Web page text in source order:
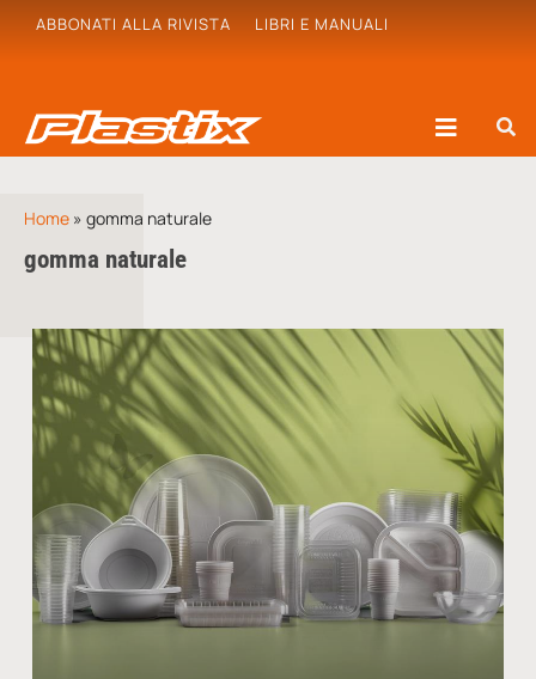
ABBONATI ALLA RIVISTA LIBRI E MANUALI
Home » gomma naturale
gomma naturale